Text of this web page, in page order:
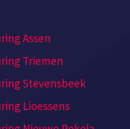
Assen
Triemen
Stevensbeek
Lioessens